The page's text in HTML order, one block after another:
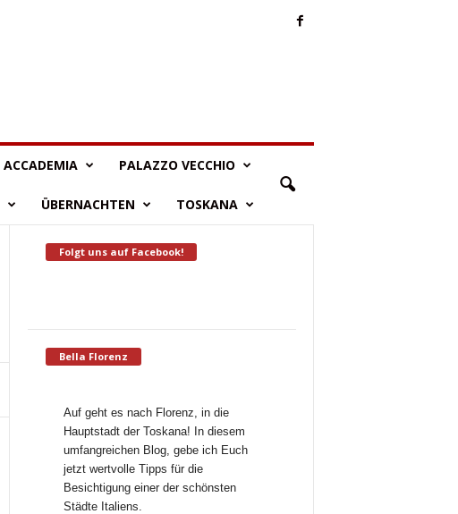
ACCADEMIA PALAZZO VECCHIO
ÜBERNACHTEN TOSKANA
Folgt uns auf Facebook!
Bella Florenz
Auf geht es nach Florenz, in die
Hauptstadt der Toskana! In diesem
umfangreichen Blog, gebe ich Euch
jetzt wertvolle Tipps für die
Besichtigung einer der schönsten
Städte Italiens.